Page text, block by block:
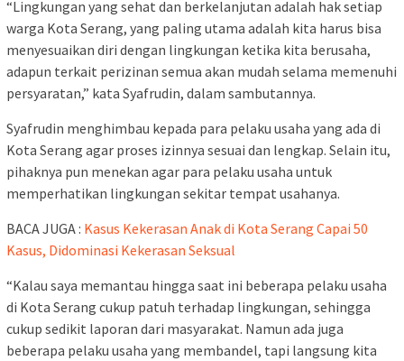
“Lingkungan yang sehat dan berkelanjutan adalah hak setiap
warga Kota Serang, yang paling utama adalah kita harus bisa
menyesuaikan diri dengan lingkungan ketika kita berusaha,
adapun terkait perizinan semua akan mudah selama memenuhi
persyaratan,” kata Syafrudin, dalam sambutannya.
Syafrudin menghimbau kepada para pelaku usaha yang ada di
Kota Serang agar proses izinnya sesuai dan lengkap. Selain itu,
pihaknya pun menekan agar para pelaku usaha untuk
memperhatikan lingkungan sekitar tempat usahanya.
BACA JUGA : Kasus Kekerasan Anak di Kota Serang Capai 50
Kasus, Didominasi Kekerasan Seksual
“Kalau saya memantau hingga saat ini beberapa pelaku usaha
di Kota Serang cukup patuh terhadap lingkungan, sehingga
cukup sedikit laporan dari masyarakat. Namun ada juga
beberapa pelaku usaha yang membandel, tapi langsung kita